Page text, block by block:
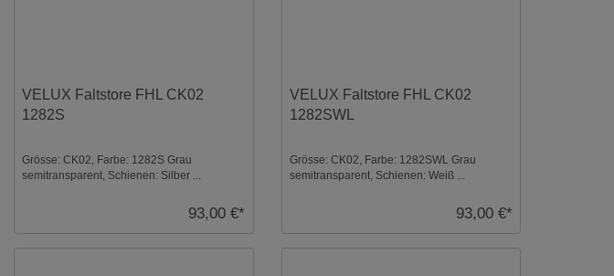
VELUX Faltstore FHL CK02
1282S
Grösse: CK02, Farbe: 1282S Grau
semitransparent, Schienen: Silber ...
93,00 €*
VELUX Faltstore FHL CK02
1282SWL
Grösse: CK02, Farbe: 1282SWL Grau
semitransparent, Schienen: Weiß ...
93,00 €*